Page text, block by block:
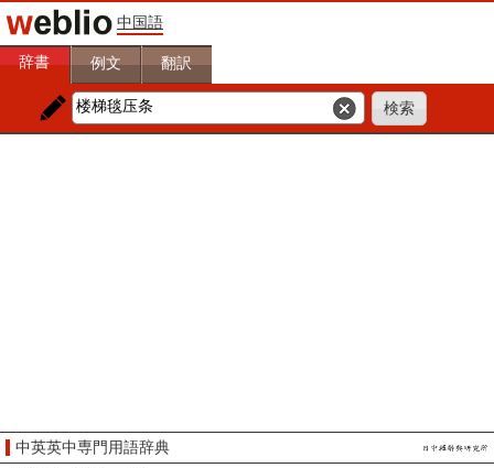
中国語
辞書 例文 翻訳
中英英中専門用語辞典